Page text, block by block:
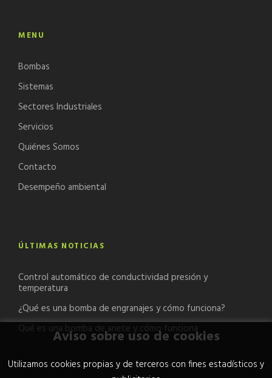
MENU
Bombas
Sistemas
Sectores Industriales
Servicios
Quiénes Somos
Contacto
Desempeño ambiental
ÚLTIMAS NOTICIAS
Control automático de conductividad presión y
temperatura
¿Qué es una bomba de engranajes y cómo funciona?
Qué es una bomba de ariete y cómo funciona
Aviso sobre uso de cookies
Utilizamos cookies propias y de terceros con fines estadísticos y